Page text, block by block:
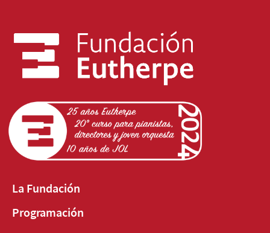
La Fundación
Programación